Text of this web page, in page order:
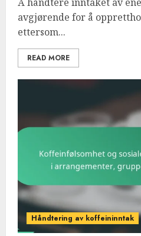
avgjørende for å
ettersom...
READ MORE
Håndtering av koffeininntak